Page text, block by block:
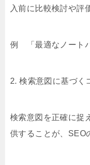
入前に比較検討や評
例 「最適なノート
2. 検索意図に基づく
検索意図を正確に捉
供することが、SEO